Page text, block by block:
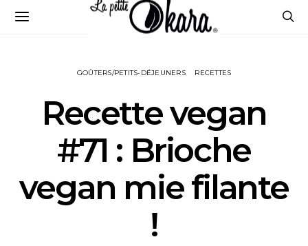
GOÛTERS/PETITS-DÉJEUNERS RECETTES
Recette vegan
#71 : Brioche
vegan mie filante
!